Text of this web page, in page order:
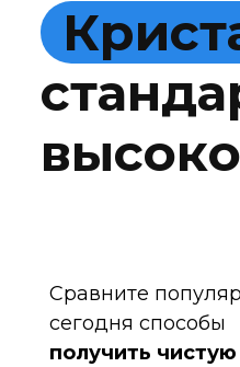
Крист
станда
высоко
Сравните
сегодня способы
получить